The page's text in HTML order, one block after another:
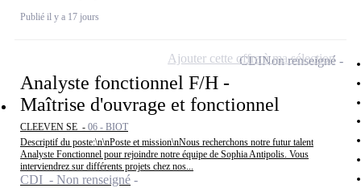
Publié il y a 17 jours
Analyste fonctionnel F/H -
Maîtrise d'ouvrage et fonctionnel
CLEEVEN SE - 06 - BIOT
Descriptif du poste:\n\nPoste et mission\nNous recherchons notre futur talent
Analyste Fonctionnel pour rejoindre notre équipe de Sophia Antipolis. Vous
interviendrez sur différents projets chez nos...
CDI - Non renseigné
CDINon renseigné
Ajouter cette offre à ma sélection